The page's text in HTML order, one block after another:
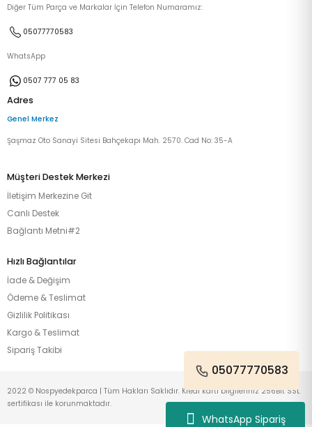
WhatsApp Sipariş
Diğer Tüm Parça ve Markalar İçin Telefon Numaramız:
05077770583
WhatsApp
0507 777 05 83
Adres
Genel Merkez
Şaşmaz Oto Sanayi Sitesi Bahçekapı Mah. 2570. Cad No: 35-A
Müşteri Destek Merkezi
İletişim Merkezine Git
Canlı Destek
Bağlantı Metni#2
Hızlı Bağlantılar
İade & Değişim
Ödeme & Teslimat
Gizlilik Politikası
Kargo & Teslimat
Sipariş Takibi
05077770583
2022 © Nospyedekparca | Tüm Hakları Saklıdır. Kredi kartı bilgileriniz 256Bit SSL
sertifikası ile korunmaktadır.